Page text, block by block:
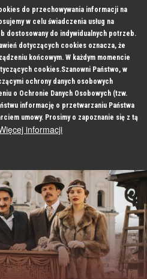
do przechowywania informacji na
w celu świadczenia usług na
dostosowany do indywidualnych potrzeb.
dotyczących cookies oznacza, że
końcowym. W każdym momencie
cookies.Szanowni Państwo, w
ochrony danych osobowych
o Ochronie Danych Osobowych (tzw.
informację o przetwarzaniu Państwa
umowy. Prosimy o zapoznanie się z tą
informacji